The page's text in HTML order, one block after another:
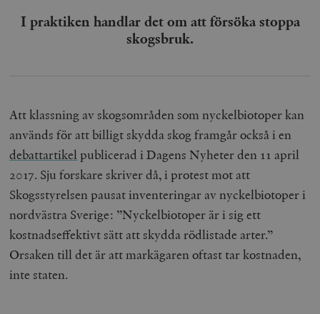
I praktiken handlar det om att försöka stoppa
skogsbruk.
Att klassning av skogsområden som nyckelbiotoper kan
används för att billigt skydda skog framgår också i en
debattartikel publicerad i Dagens Nyheter den 11 april
2017. Sju forskare skriver då, i protest mot att
Skogsstyrelsen pausat inventeringar av nyckelbiotoper i
nordvästra Sverige: ”Nyckelbiotoper är i sig ett
kostnadseffektivt sätt att skydda rödlistade arter.”
Orsaken till det är att markägaren oftast tar kostnaden,
inte staten.